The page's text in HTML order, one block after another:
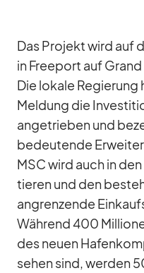
Das Pro­jekt wird auf
in Free­port auf
Die lo­kale
Mel­dung die
an­ge­trie­ben und
be­deu­tende
MSC wird auch in
tie­ren und den
an­gren­zende
Wäh­rend 400
des neuen
se­hen sind, wer­den